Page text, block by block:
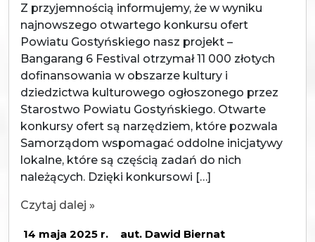
Z przyjemnością informujemy, że w wyniku
najnowszego otwartego konkursu ofert
Powiatu Gostyńskiego nasz projekt –
Bangarang 6 Festival otrzymał 11 000 złotych
dofinansowania w obszarze kultury i
dziedzictwa kulturowego ogłoszonego przez
Starostwo Powiatu Gostyńskiego. Otwarte
konkursy ofert są narzędziem, które pozwala
Samorządom wspomagać oddolne inicjatywy
lokalne, które są częścią zadań do nich
należących. Dzięki konkursowi […]
Czytaj dalej »
14 maja 2025 r.
aut. Dawid Biernat